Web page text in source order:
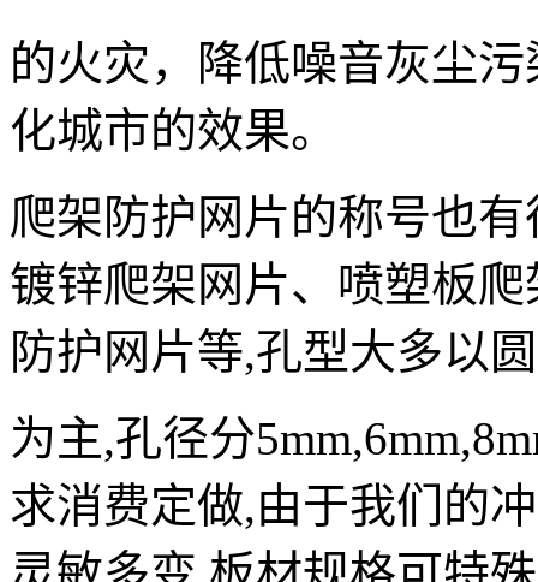
的火灾，降低噪音灰尘
化城市的效果。
爬架防护网片的称号也
镀锌爬架网片、喷塑板
防护网片等,孔型大多以
为主,孔径分
求消费定做,由于我们的